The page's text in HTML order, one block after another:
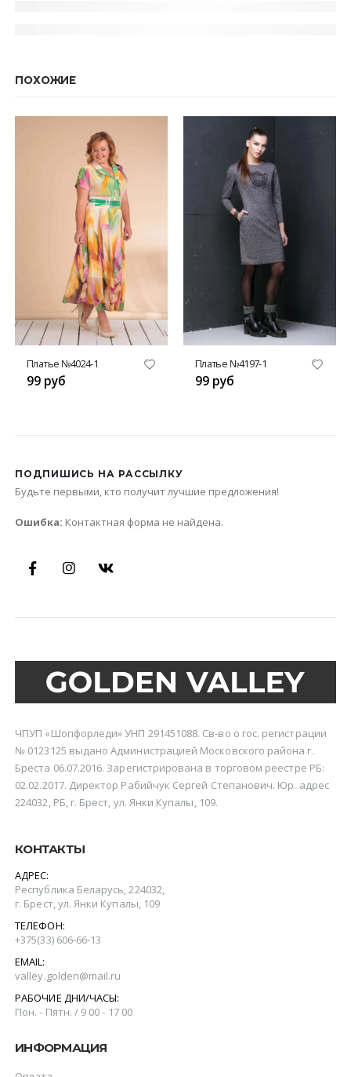
ПОХОЖИЕ
Этот товар имеет несколько вариаций. Опции можно выбрать на странице товара.
Платье №4024-1
99 руб
Этот товар имеет несколько вариаций. Опции можно выбрать на странице товара.
Платье №4197-1
99 руб
ПОДПИШИСЬ НА РАССЫЛКУ
Будьте первыми, кто получит лучшие предложения!
Ошибка: Контактная форма не найдена.
ЧПУП «Шопфорледи» УНП 291451088. Св-во о гос. регистрации
№ 0123125 выдано Администрацией Московского района г.
Бреста 06.07.2016. Зарегистрирована в торговом реестре РБ:
02.02.2017. Директор Рабийчук Сергей Степанович. Юр. адрес
224032, РБ, г. Брест, ул. Янки Купалы, 109.
КОНТАКТЫ
АДРЕС:
Республика Беларусь, 224032,
г. Брест, ул. Янки Купалы, 109
ТЕЛЕФОН:
+375(‎33) 606-66-13
EMAIL:
valley.golden@mail.ru
РАБОЧИЕ ДНИ/ЧАСЫ:
Пон. - Пятн. / 9 00 - 17 00
ИНФОРМАЦИЯ